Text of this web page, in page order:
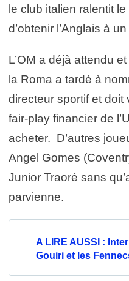
le club italien ralentit
d’obtenir l’Anglais à
L’OM a déjà attendu
la Roma a tardé à
directeur sportif et doit
fair-play financier de
acheter. D’autres
Angel Gomes
Junior Traoré sans
parvienne.
A LIRE AUSSI :
Gouiri et les